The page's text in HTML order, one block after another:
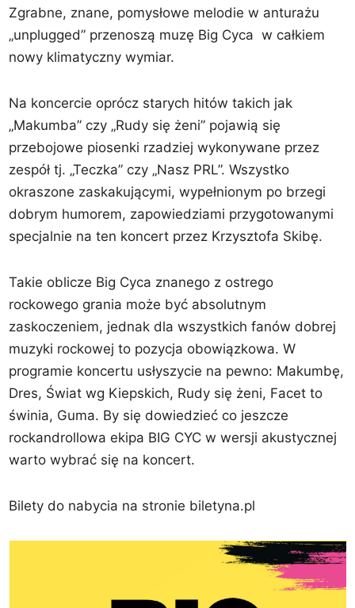
Zgrabne, znane, pomysłowe melodie w anturażu
„unplugged” przenoszą muzę Big Cyca w całkiem
nowy klimatyczny wymiar.
Na koncercie oprócz starych hitów takich jak
„Makumba” czy „Rudy się żeni” pojawią się
przebojowe piosenki rzadziej wykonywane przez
zespół tj. „Teczka” czy „Nasz PRL”. Wszystko
okraszone zaskakującymi, wypełnionym po brzegi
dobrym humorem, zapowiedziami przygotowanymi
specjalnie na ten koncert przez Krzysztofa Skibę.
Takie oblicze Big Cyca znanego z ostrego
rockowego grania może być absolutnym
zaskoczeniem, jednak dla wszystkich fanów dobrej
muzyki rockowej to pozycja obowiązkowa. W
programie koncertu usłyszycie na pewno: Makumbę,
Dres, Świat wg Kiepskich, Rudy się żeni, Facet to
świnia, Guma. By się dowiedzieć co jeszcze
rockandrollowa ekipa BIG CYC w wersji akustycznej
warto wybrać się na koncert.
Bilety do nabycia na stronie biletyna.pl